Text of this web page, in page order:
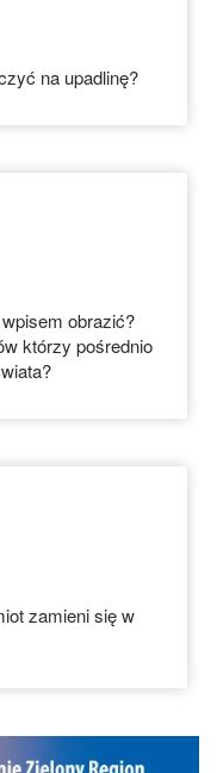
na upadlinę?
obrazić?
którzy pośrednio
zamieni się w